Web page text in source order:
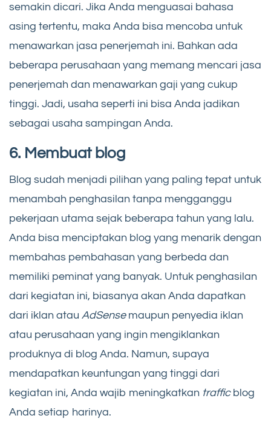
semakin dicari. Jika Anda menguasai bahasa
asing tertentu, maka Anda bisa mencoba untuk
menawarkan jasa penerjemah ini. Bahkan ada
beberapa perusahaan yang memang mencari jasa
penerjemah dan menawarkan gaji yang cukup
tinggi. Jadi, usaha seperti ini bisa Anda jadikan
sebagai usaha sampingan Anda.
6. Membuat blog
Blog sudah menjadi pilihan yang paling tepat untuk
menambah penghasilan tanpa mengganggu
pekerjaan utama sejak beberapa tahun yang lalu.
Anda bisa menciptakan blog yang menarik dengan
membahas pembahasan yang berbeda dan
memiliki peminat yang banyak. Untuk penghasilan
dari kegiatan ini, biasanya akan Anda dapatkan
dari iklan atau AdSensemaupun penyedia iklan
atau perusahaan yang ingin mengiklankan
produknya di blog Anda. Namun, supaya
mendapatkan keuntungan yang tinggi dari
kegiatan ini, Anda wajib meningkatkan traffic blog
Anda setiap harinya.